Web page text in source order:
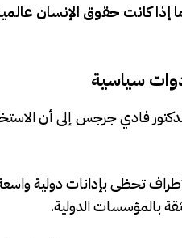
إذا كانت حقوق الإنسان
سياسية
فادي جرجس إلى أن
تحظى بإدانات دولية
بالمؤسسات الدولية.